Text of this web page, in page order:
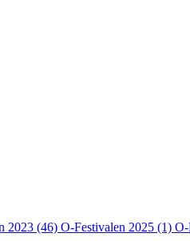
2023 (46) O-Festivalen 2025 (1) O-